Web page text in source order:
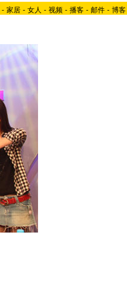
- 家居 - 女人 - 视频 - 播客 - 邮件 - 博客